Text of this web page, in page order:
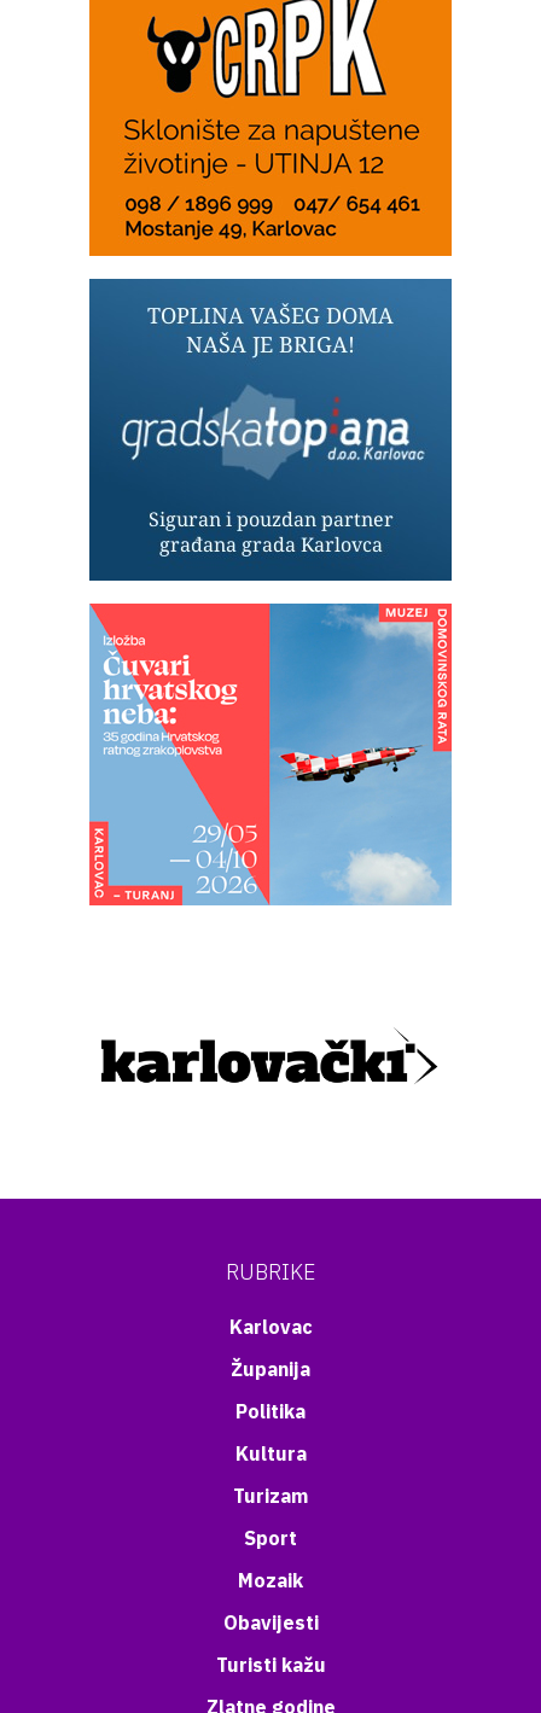
RUBRIKE
Karlovac
Županija
Politika
Kultura
Turizam
Sport
Mozaik
Obavijesti
Turisti kažu
Zlatne godine